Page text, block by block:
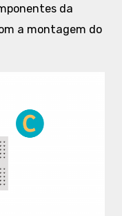
da
a montagem do